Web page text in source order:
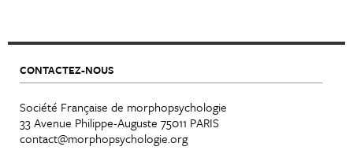
CONTACTEZ-NOUS
Société Française de morphopsychologie
33 Avenue Philippe-Auguste 75011 PARIS
contact@morphopsychologie.org